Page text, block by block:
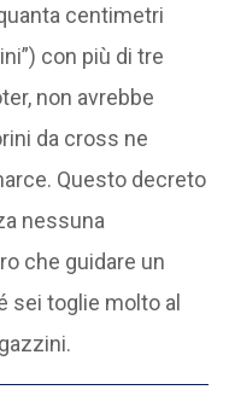
centimetri
con più di tre
non avrebbe
da cross ne
Questo decreto
nessuna
che guidare un
sei toglie molto al